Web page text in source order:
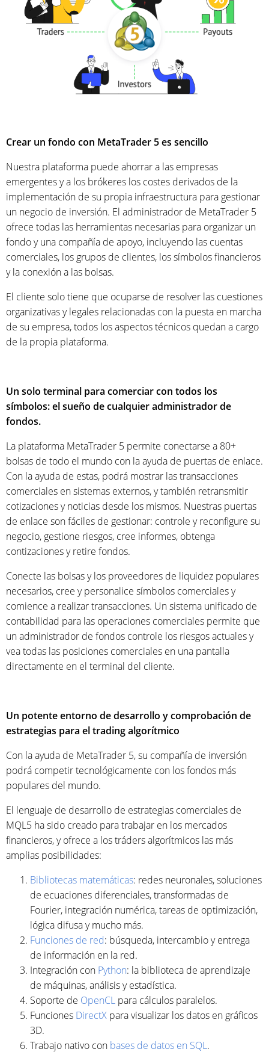
Crear un fondo con MetaTrader 5 es sencillo
Nuestra plataforma puede ahorrar a las empresas
emergentes y a los brókeres los costes derivados de la
implementación de su propia infraestructura para gestionar
un negocio de inversión. El administrador de MetaTrader 5
ofrece todas las herramientas necesarias para organizar un
fondo y una compañía de apoyo, incluyendo las cuentas
comerciales, los grupos de clientes, los símbolos financieros
y la conexión a las bolsas.
El cliente solo tiene que ocuparse de resolver las cuestiones
organizativas y legales relacionadas con la puesta en marcha
de su empresa, todos los aspectos técnicos quedan a cargo
de la propia plataforma.
Un solo terminal para comerciar con todos los
símbolos: el sueño de cualquier administrador de
fondos.
La plataforma MetaTrader 5 permite conectarse a 80+
bolsas de todo el mundo con la ayuda de puertas de enlace.
Con la ayuda de estas, podrá mostrar las transacciones
comerciales en sistemas externos, y también retransmitir
cotizaciones y noticias desde los mismos. Nuestras puertas
de enlace son fáciles de gestionar: controle y reconfigure su
negocio, gestione riesgos, cree informes, obtenga
contizaciones y retire fondos.
Conecte las bolsas y los proveedores de liquidez populares
necesarios, cree y personalice símbolos comerciales y
comience a realizar transacciones. Un sistema unificado de
contabilidad para las operaciones comerciales permite que
un administrador de fondos controle los riesgos actuales y
vea todas las posiciones comerciales en una pantalla
directamente en el terminal del cliente.
Un potente entorno de desarrollo y comprobación de
estrategias para el trading algorítmico
Con la ayuda de MetaTrader 5, su compañía de inversión
podrá competir tecnológicamente con los fondos más
populares del mundo.
El lenguaje de desarrollo de estrategias comerciales de
MQL5 ha sido creado para trabajar en los mercados
financieros, y ofrece a los tráders algorítmicos las más
amplias posibilidades:
Bibliotecas matemáticas: redes neuronales, soluciones
de ecuaciones diferenciales, transformadas de
Fourier, integración numérica, tareas de optimización,
lógica difusa y mucho más.
Funciones de red: búsqueda, intercambio y entrega
de información en la red.
Integración con Python: la biblioteca de aprendizaje
de máquinas, análisis y estadística.
Soporte de OpenCL para cálculos paralelos.
Funciones DirectX para visualizar los datos en gráficos
3D.
Trabajo nativo con bases de datos en SQL.